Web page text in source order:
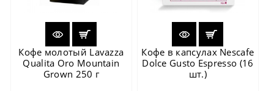
Кофе молотый Lavazza
Qualita Oro Mountain
Grown 250 г
Кофе в капсулах Nescafe
Dolce Gusto Espresso (16
шт.)